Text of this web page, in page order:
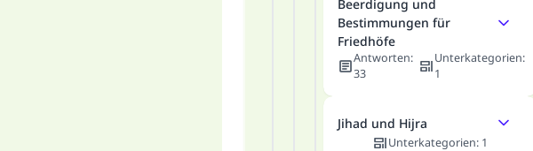
Beerdigung und
Bestimmungen für
Friedhöfe
Antworten:
33
Unterkategorien:
1
Jihad und Hijra
Unterkategorien: 1